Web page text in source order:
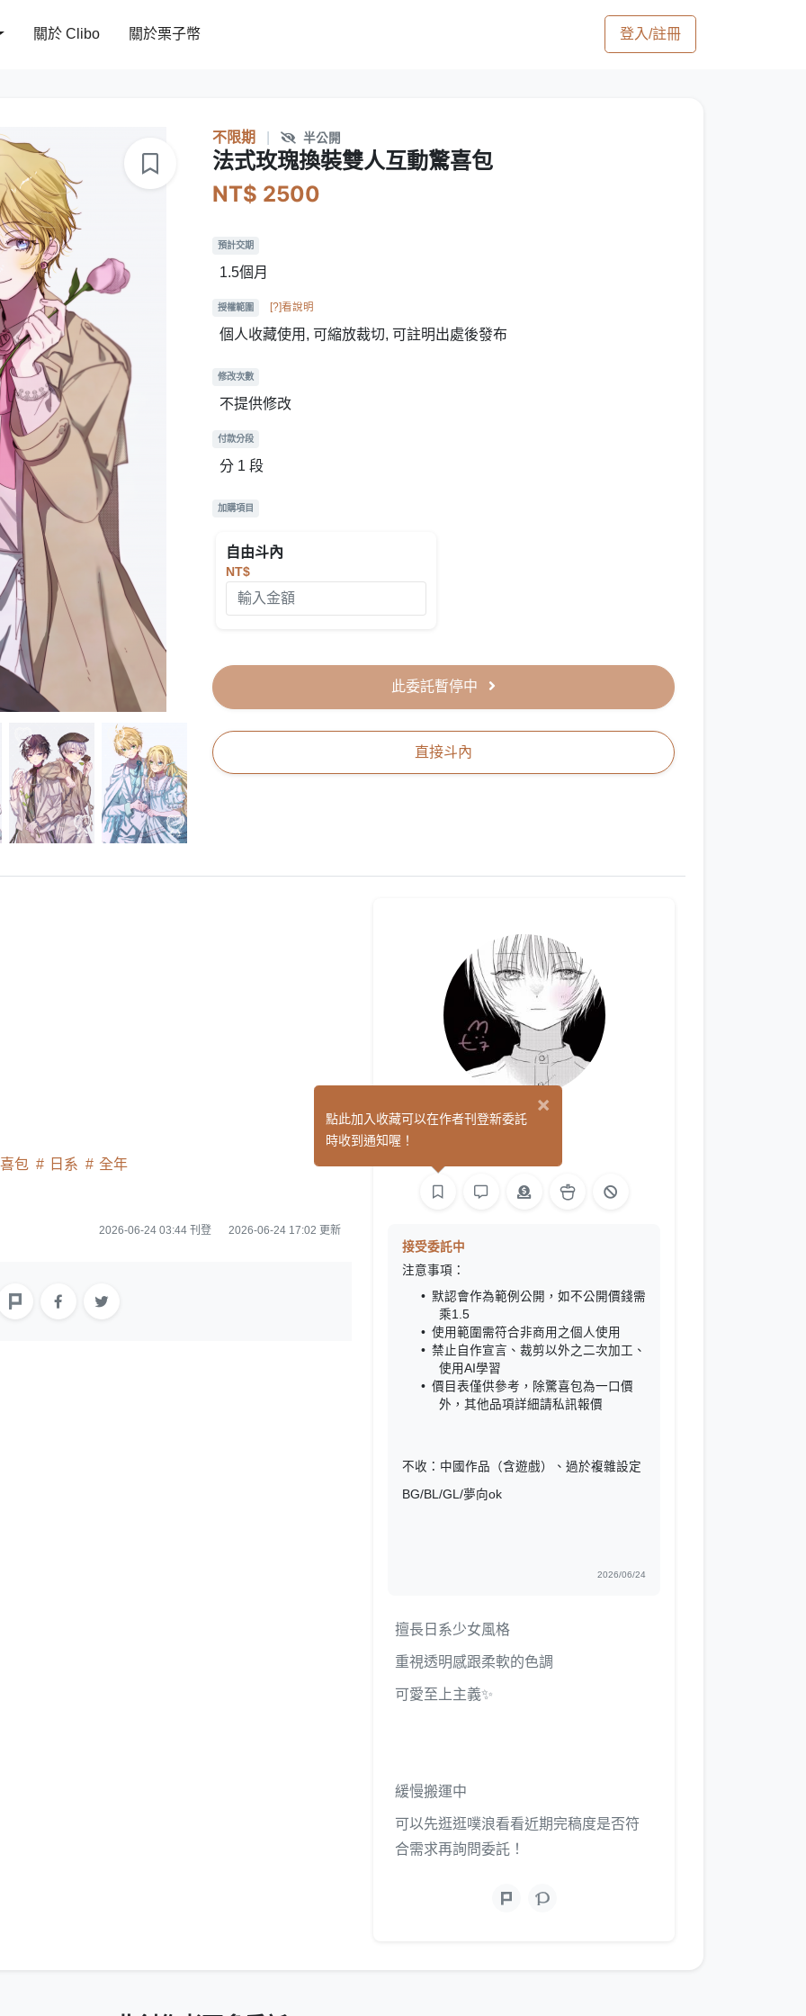
關於 Clibo 關於栗子幣 登入/註冊
不限期 半公開
法式玫瑰換裝雙人互動驚喜包
NT$ 2500
預計交期
1.5個月
授權範圍 [?]看說明
個人收藏使用, 可縮放裁切, 可註明出處後發布
修改次數
不提供修改
付款分段
分 1 段
加購項目
自由斗內
NT$
此委託暫停中
直接斗內
包 日系 全年
2026-06-24 03:44 刊登 2026-06-24 17:02 更新
77
接受委託中
注意事項：
默認會作為範例公開，如不公開價錢需
乘1.5
使用範圍需符合非商用之個人使用
禁止自作宣言、裁剪以外之二次加工、
使用AI學習
價目表僅供參考，除驚喜包為一口價
外，其他品項詳細請私訊報價
不收：中國作品（含遊戲）、過於複雜設定
BG/BL/GL/夢向ok
2026/06/24
擅長日系少女風格
重視透明感跟柔軟的色調
可愛至上主義✨
緩慢搬運中
可以先逛逛噗浪看看近期完稿度是否符
合需求再詢問委託！
×
點此加入收藏可以在作者刊登新委託
時收到通知喔！